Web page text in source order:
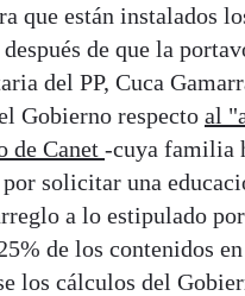
que están instalados
después de que la
del PP, Cuca
Gobierno respecto al
de Canet -cuya familia
por solicitar una
a lo estipulado
de los contenidos
los cálculos del